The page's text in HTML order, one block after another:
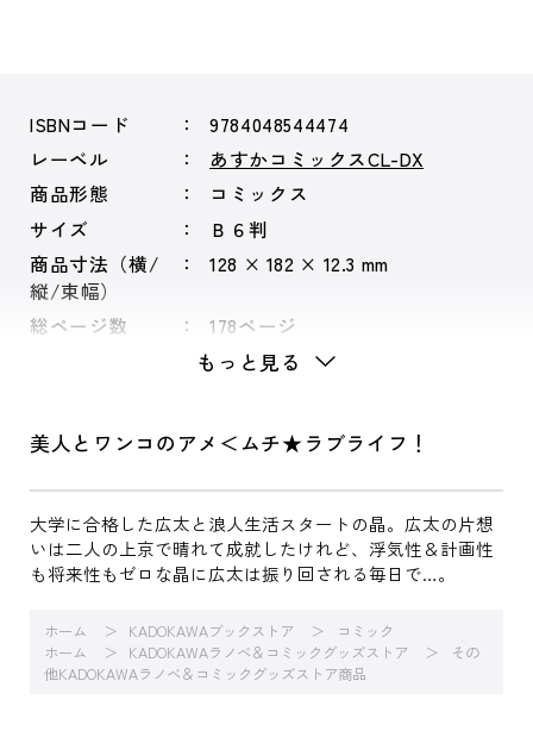
ISBNコード
9784048544474
レーベル
あすかコミックスCL-DX
商品形態
コミックス
サイズ
Ｂ６判
商品寸法（横/
縦/束幅）
128 × 182 × 12.3 mm
総ページ数 178ページ
もっと見る
美人とワンコのアメ＜ムチ★ラブライフ！
大学に合格した広太と浪人生活スタートの晶。広太の片想
いは二人の上京で晴れて成就したけれど、浮気性＆計画性
も将来性もゼロな晶に広太は振り回される毎日で…。
ホーム KADOKAWAブックストア
コミック
ホーム
KADOKAWAラノベ＆コミックグッズストア
その
他KADOKAWAラノベ＆コミックグッズストア商品